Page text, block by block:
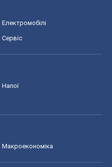
Електромобілі
Сервіс
Напої
Макроекономіка